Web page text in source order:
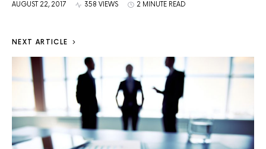
AUGUST 22, 2017 358 VIEWS 2 MINUTE READ
NEXT ARTICLE